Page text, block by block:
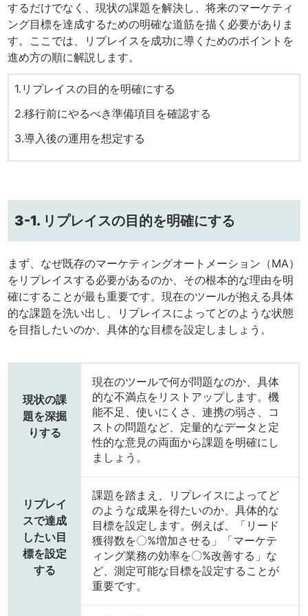
するだけでなく、現状の課題を解決し、将来のマーケティ
ング目標を達成するための明確な道筋を描く必要がありま
す。ここでは、リプレイスを成功に導くためのポイントを
進め方の順に解説します。
1.リプレイスの目的を明確にする
2.移行前にやるべき準備項目を確認する
3.導入後の運用を想定する
3-1. リプレイスの目的を明確にする
まず、なぜ既存のマーケティングオートメーション（MA）
をリプレイスする必要があるのか、その根本的な理由を明
確にすることが最も重要です。現在のツールが抱える具体
的な課題を洗い出し、リプレイスによってどのような状態
を目指したいのか、具体的な目標を設定しましょう。
現状の課
題を深掘
りする
現在のツールで何が問題なのか、具体
的な不満点をリストアップします。機
能不足、使いにくさ、連携の弱さ、コ
ストの問題など、定量的なデータと定
性的な意見の両面から課題を明確にし
ましょう。
リプレイ
スで達成
したい目
標を設定
する
課題を踏まえ、リプレイスによってど
のような成果を得たいのか、具体的な
目標を設定します。例えば、「リード
獲得数を〇%増加させる」「マーケテ
ィング業務の効率を〇%改善する」な
ど、測定可能な目標を設定することが
重要です。